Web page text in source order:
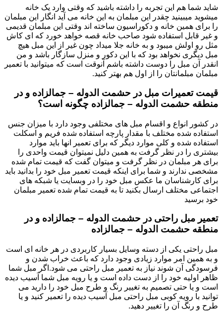
شاید شما هم این تجربه را داشته باشید که وقتی وارد یک خانه
میشوید میبینید چقدر این مبلمان به این خانه می آید انگار این مبلمان
را برای همین خانه و دکوراسیون ساخته اند وقتی این مبلمان قدیمی
و غیر قابل استفاده شود صاحب خانه قصه خواهد خورد که ای کاش
مثل رو اولش میبود و به خانه جلا میداد چون غیر از این مبل هیچ
مبل دیگری نخواهد بود که با این دکور و منزل سازگار باشد و من
انقدر آن مبل را دوست داشته باشم آنوقت است که میتوانید با تعمیر
مبلمان مبلمانتان را از اول هم بهتر کنید.
قیمت تعمیرات مبل در حشمت الدوله – جمالزاده و در
منطقه حشمت الدوله – جمالزاده چگونه است؟
در کشور انواع و اقسام مبل های مختلفی وجود دارد با میزان جنس
استفاده شده مختلف با مقدار پارچه استفاده شده فریم و اسکلت
استفاده شده و کلی موارد دیگر که برای تعمیر انها باید موارد
بیشتری را در نظر گرفت به همین دلیل نمیتوان قیمت واحدی را
برای هر مبلمان در نظر گرفت و میتوان گفت که قیمت تمام شده
مشخصی ندارند و شما برای اینکه قیمت تعمیر مبل خود را بدانید باید
برای کارشناسان ما عکس مبل خود را در وبسایت یا شبکه های
اجتماعی مختلف ارسال بکنید تا به قیمت تمام شده تعمیر مبلمان
خود برسید
تعمیر مبل راحتی در حشمت الدوله – جمالزاده و در
منطقه حشمت الدوله – جمالزاده
مبل راحتی یکی از دسته وسایل بسیار کاربردی در هر خانه ای است
و به همین امر موارد زیادی وجود دارد که باعث خراب شدن و
فرسودگی آن شوند نیاز به تعمیر مبل راحتی می شود.اگر مبل شما
ظاهر اولیه خود را از دست داده است و یا رویه مبل شما آسیب دیده
است و یا حتی تصمیم به تغییر رنگ و طرح مبل خود را دارید می
توانید با رویه کوبی مبل راحتی مبل آسیب دیده را تعمیر کنید و یا
طرح و رنگ آن را تغییر دهید.